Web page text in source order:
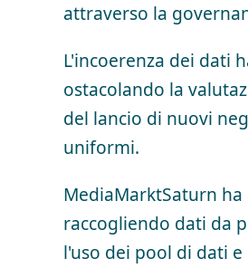
attraverso la
L'incoerenza dei dati
ostacolando la
del lancio di nuovi
uniformi.
MediaMarktSaturn
raccogliendo dati da
l'uso dei pool di dati